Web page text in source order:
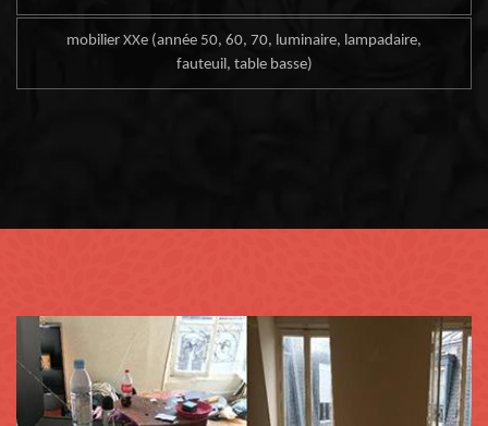
mobilier XXe (année 50, 60, 70, luminaire, lampadaire,
fauteuil, table basse)